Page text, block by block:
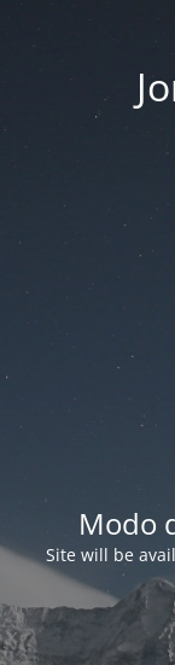
Modo
Site will be